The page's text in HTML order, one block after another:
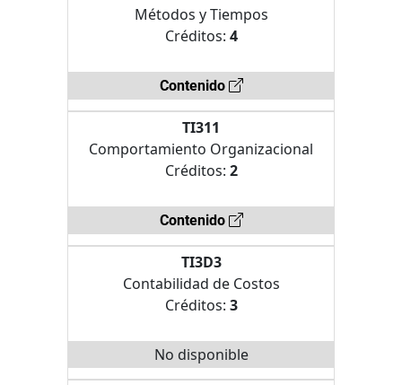
Métodos y Tiempos
Créditos: 4
Contenido
TI311
Comportamiento Organizacional
Créditos: 2
Contenido
TI3D3
Contabilidad de Costos
Créditos: 3
No disponible